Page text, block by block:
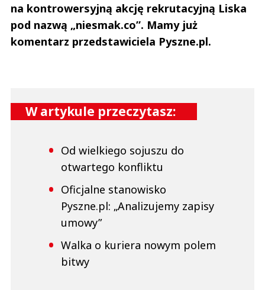
na kontrowersyjną akcję rekrutacyjną Liska
pod nazwą „niesmak.co”. Mamy już
komentarz przedstawiciela Pyszne.pl.
W artykule przeczytasz:
Od wielkiego sojuszu do
otwartego konfliktu
Oficjalne stanowisko
Pyszne.pl: „Analizujemy zapisy
umowy”
Walka o kuriera nowym polem
bitwy